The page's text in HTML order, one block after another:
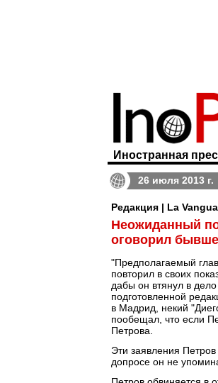
Иностранная
26 июля 2013 г.
Редакция | La
Неожиданный
оговорил
"Предполагаемый
повторил в своих
дабы он втянул в
подготовленной
в Мадрид, некий
пообещал, что если
Петрова.
Эти заявления
допросе он не